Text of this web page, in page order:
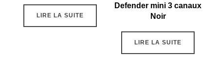
LIRE LA SUITE
Defender mini 3 canaux
Noir
LIRE LA SUITE